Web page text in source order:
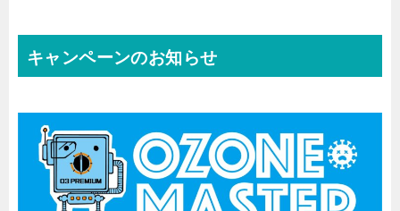
キャンペーンのお知らせ